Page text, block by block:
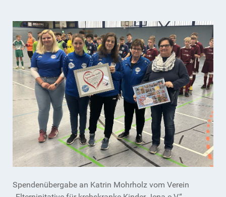
Spendenübergabe an Katrin Mohrholz vom Verein